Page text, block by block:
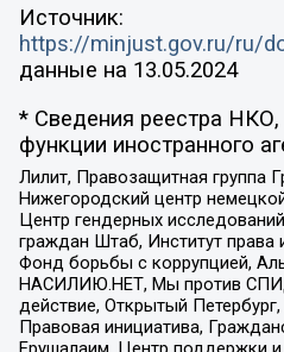
Источник:
https://minjust.gov.ru/ru/
данные на 13.05.2024
* Сведения реестра
функции иностранного
Лилит, Правозащитная группа
Нижегородский центр
Центр гендерных
граждан Штаб, Институт права
Фонд борьбы с коррупцией,
НАСИЛИЮ.НЕТ, Мы против
действие, Открытый
Правовая инициатива,